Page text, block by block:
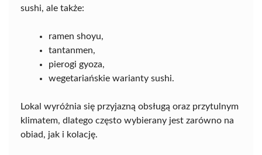
sushi, ale także:
ramen shoyu,
tantanmen,
pierogi gyoza,
wegetariańskie warianty sushi.
Lokal wyróżnia się przyjazną obsługą oraz przytulnym
klimatem, dlatego często wybierany jest zarówno na
obiad, jak i kolację.